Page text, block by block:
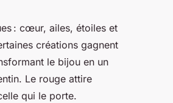
: cœur, ailes, étoiles et
créations gagnent
le bijou en un
Le rouge attire
qui le porte.